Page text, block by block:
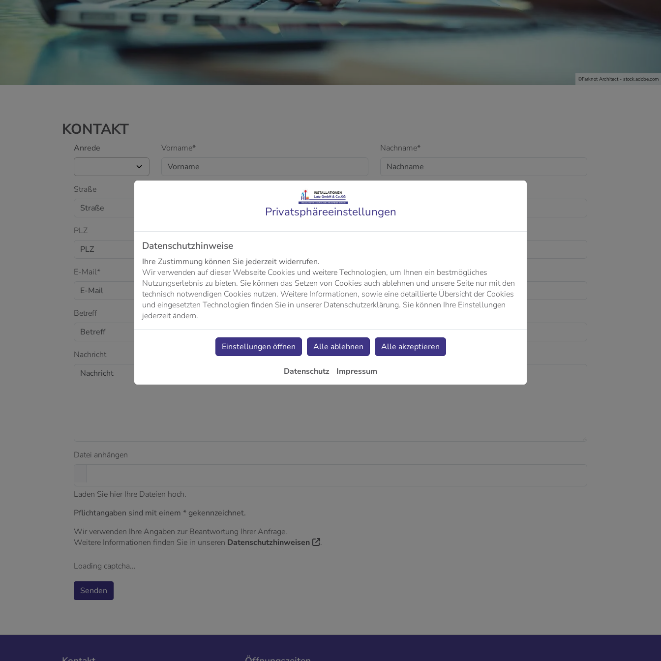
©Farknot Architect - stock.adobe.com
KONTAKT
Anrede Vorname* Nachname*
Straße Hausnummer
PLZ Ort
E-Mail* Telefon
Betreff
Nachricht
Datei anhängen
Laden Sie hier Ihre Dateien hoch.
Pflichtangaben sind mit einem * gekennzeichnet.
Wir verwenden Ihre Angaben zur Beantwortung Ihrer Anfrage.
Weitere Informationen finden Sie in unseren Datenschutzhinweisen .
Loading captcha...
Senden
Privatsphäre­einstellungen
Datenschutzhinweise
Ihre Zustimmung können Sie jederzeit widerrufen.
Wir verwenden auf dieser Webseite Cookies und weitere Technologien, um Ihnen ein bestmögliches
Nutzungserlebnis zu bieten. Sie können das Setzen von Cookies auch ablehnen und unsere Seite nur mit den
technisch notwendigen Cookies nutzen. Weitere Informationen, sowie eine detaillierte Übersicht der Cookies
und eingesetzten Technologien finden Sie in unserer Datenschutzerklärung. Sie können Ihre Einstellungen
jederzeit ändern.
Einstellungen öffnen Alle ablehnen Alle akzeptieren
Datenschutz Impressum